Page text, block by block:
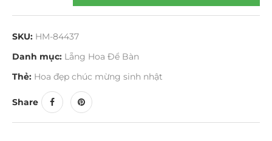
SKU: HM-84437
Danh mục: Lẵng Hoa Để Bàn
Thẻ: Hoa đẹp chúc mừng sinh nhật
Share